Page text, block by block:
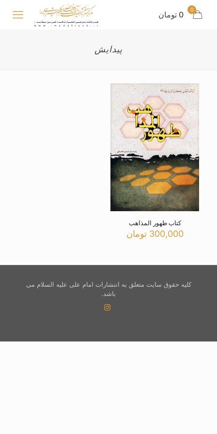
0 0 تومان
پیدایش
کتاب ظهور المذاهب
300,000 تومان
کلیه حقوق سایت متعلق به انتشارات امام علی علیه السلام می
باشد.